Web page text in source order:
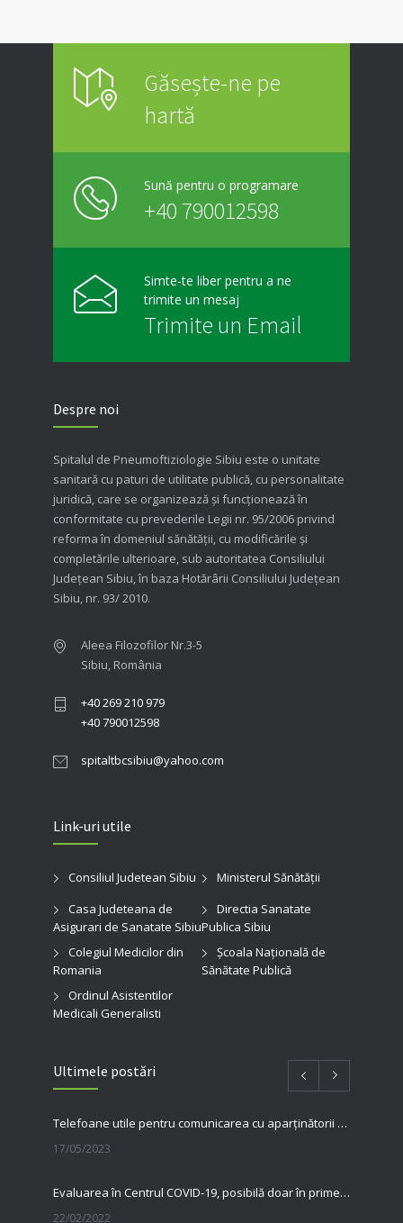
Găsește-ne pe
hartă
Sună pentru o programare
+40 790012598
Simte-te liber pentru a ne
trimite un mesaj
Trimite un Email
Despre noi
Spitalul de Pneumoftiziologie Sibiu este o unitate
sanitară cu paturi de utilitate publică, cu personalitate
juridică, care se organizează şi funcţionează în
conformitate cu prevederile Legii nr. 95/2006 privind
reforma în domeniul sănătăţii, cu modificările şi
completările ulterioare, sub autoritatea Consiliului
Judeţean Sibiu, în baza Hotărârii Consiliului Judeţean
Sibiu, nr. 93/ 2010.
Aleea Filozofilor Nr.3-5
Sibiu, România
+40 269 210 979
+40 790012598
spitaltbcsibiu@yahoo.com
Link-uri utile
Consiliul Judetean Sibiu
Ministerul Sănătății
Casa Judeteana de
Asigurari de Sanatate Sibiu
Directia Sanatate
Publica Sibiu
Colegiul Medicilor din
Romania
Şcoala Naţională de
Sănătate Publică
Ordinul Asistentilor
Medicali Generalisti
Ultimele postări
Telefoane utile pentru comunicarea cu aparținătorii pacienților internați în spitalul nostru
17/05/2023
Evaluarea în Centrul COVID-19, posibilă doar în primele 5 zile de la pozitivare
22/02/2022